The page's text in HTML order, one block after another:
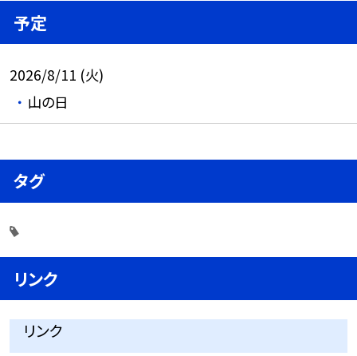
予定
2026/8/11 (火)
山の日
タグ
リンク
リンク